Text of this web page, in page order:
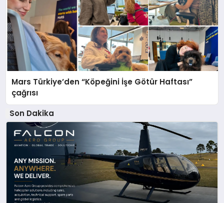
Mars Türkiye’den “Köpeğini İşe Götür Haftası”
çağrısı
Son Dakika